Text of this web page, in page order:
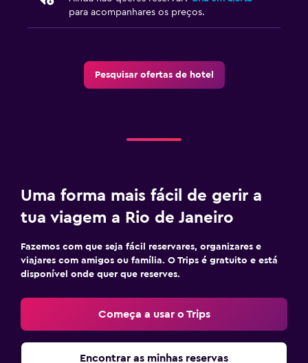
para acompanhares os preços.
Pesquisar ofertas de hotel
Uma forma mais fácil de gerir a
tua viagem a Rio de Janeiro
Fazemos com que seja fácil reservares, organizares e
viajares com amigos ou família. O Trips é gratuito e está
disponível onde quer que reserves.
Começa a usar o Trips
Encontrar as minhas reservas